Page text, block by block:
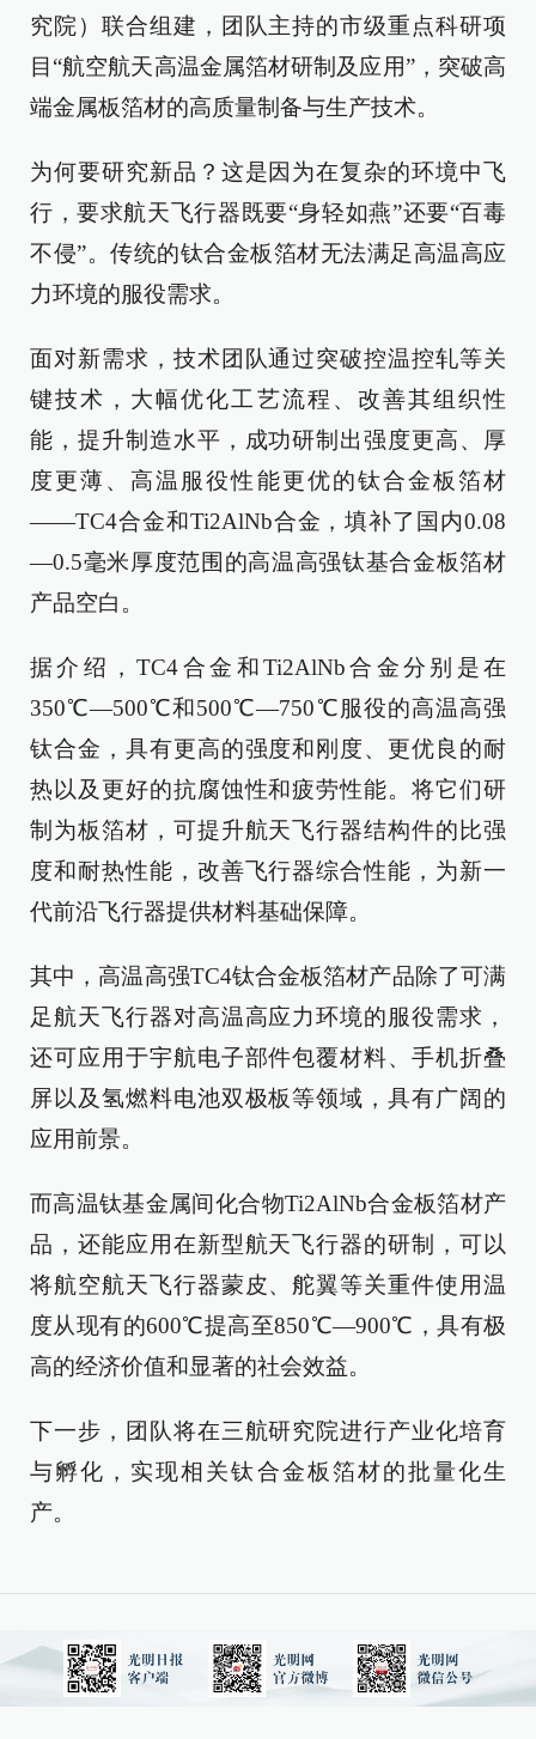
究院）联合组建，团队主持的市级重点科研项
目“航空航天高温金属箔材研制及应用”，突破高
端金属板箔材的高质量制备与生产技术。
为何要研究新品？这是因为在复杂的环境中飞
行，要求航天飞行器既要“身轻如燕”还要“百毒
不侵”。传统的钛合金板箔材无法满足高温高应
力环境的服役需求。
面对新需求，技术团队通过突破控温控轧等关
键技术，大幅优化工艺流程、改善其组织性
能，提升制造水平，成功研制出强度更高、厚
度更薄、高温服役性能更优的钛合金板箔材
——TC4合金和Ti2AlNb合金，填补了国内0.08
—0.5毫米厚度范围的高温高强钛基合金板箔材
产品空白。
据介绍，TC4合金和Ti2AlNb合金分别是在
350℃—500℃和500℃—750℃服役的高温高强
钛合金，具有更高的强度和刚度、更优良的耐
热以及更好的抗腐蚀性和疲劳性能。将它们研
制为板箔材，可提升航天飞行器结构件的比强
度和耐热性能，改善飞行器综合性能，为新一
代前沿飞行器提供材料基础保障。
其中，高温高强TC4钛合金板箔材产品除了可满
足航天飞行器对高温高应力环境的服役需求，
还可应用于宇航电子部件包覆材料、手机折叠
屏以及氢燃料电池双极板等领域，具有广阔的
应用前景。
而高温钛基金属间化合物Ti2AlNb合金板箔材产
品，还能应用在新型航天飞行器的研制，可以
将航空航天飞行器蒙皮、舵翼等关重件使用温
度从现有的600℃提高至850℃—900℃，具有极
高的经济价值和显著的社会效益。
下一步，团队将在三航研究院进行产业化培育
与孵化，实现相关钛合金板箔材的批量化生
产。